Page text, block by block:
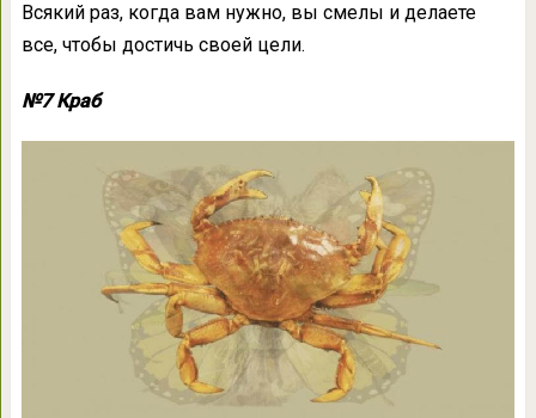
Всякий раз, когда вам нужно, вы смелы и делаете
все, чтобы достичь своей цели.
№7 Краб